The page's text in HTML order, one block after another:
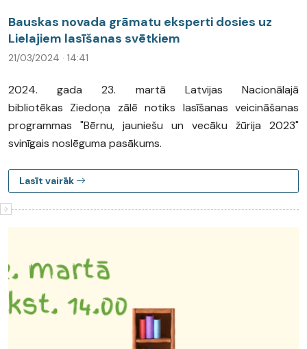
Bauskas novada grāmatu eksperti dosies uz
Lielajiem lasīšanas svētkiem
21/03/2024 · 14:41
2024. gada 23. martā Latvijas Nacionālajā
bibliotēkas Ziedoņa zālē notiks lasīšanas veicināšanas
programmas "Bērnu, jauniešu un vecāku žūrija 2023"
svinīgais noslēguma pasākums.
Lasīt vairāk